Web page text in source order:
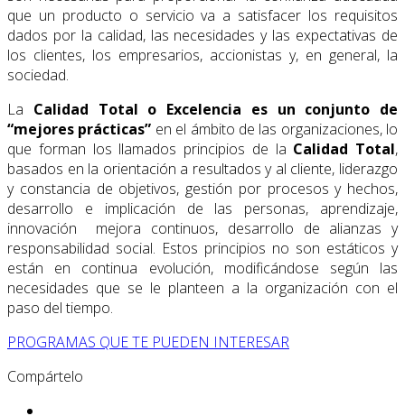
que un producto o servicio va a satisfacer los requisitos
dados por la calidad, las necesidades y las expectativas de
los clientes, los empresarios, accionistas y, en general, la
sociedad.
La Calidad Total o Excelencia es un conjunto de
“mejores prácticas” en el ámbito de las organizaciones, lo
que forman los llamados principios de la Calidad Total,
basados en la orientación a resultados y al cliente, liderazgo
y constancia de objetivos, gestión por procesos y hechos,
desarrollo e implicación de las personas, aprendizaje,
innovación mejora continuos, desarrollo de alianzas y
responsabilidad social. Estos principios no son estáticos y
están en continua evolución, modificándose según las
necesidades que se le planteen a la organización con el
paso del tiempo.
PROGRAMAS QUE TE PUEDEN INTERESAR
Compártelo